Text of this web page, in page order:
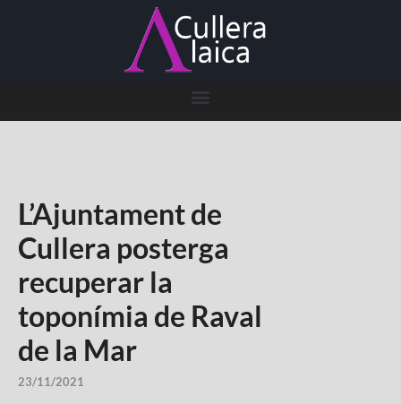
L’Ajuntament de
Cullera posterga
recuperar la
toponímia de Raval
de la Mar
23/11/2021